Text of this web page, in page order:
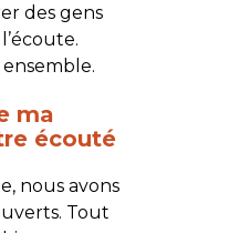
des gens
ensemble.
ma
écouté
nous avons
Tout